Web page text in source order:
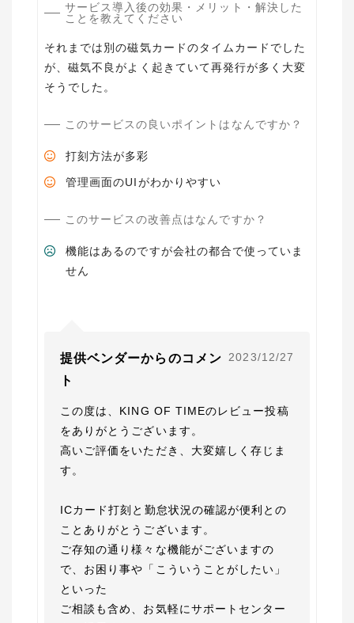
サービス導入後の効果・メリット・解決した
ことを教えてください
それまでは別の磁気カードのタイムカードでした
が、磁気不良がよく起きていて再発行が多く大変
そうでした。
このサービスの良いポイントはなんですか？
打刻方法が多彩
管理画面のUIがわかりやすい
このサービスの改善点はなんですか？
機能はあるのですが会社の都合で使っていま
せん
提供ベンダーからのコメン
ト
2023/12/27
この度は、KING OF TIMEのレビュー投稿
をありがとうございます。
高いご評価をいただき、大変嬉しく存じま
す。
ICカード打刻と勤怠状況の確認が便利との
ことありがとうございます。
ご存知の通り様々な機能がございますの
で、お困り事や「こういうことがしたい」
といった
ご相談も含め、お気軽にサポートセンター